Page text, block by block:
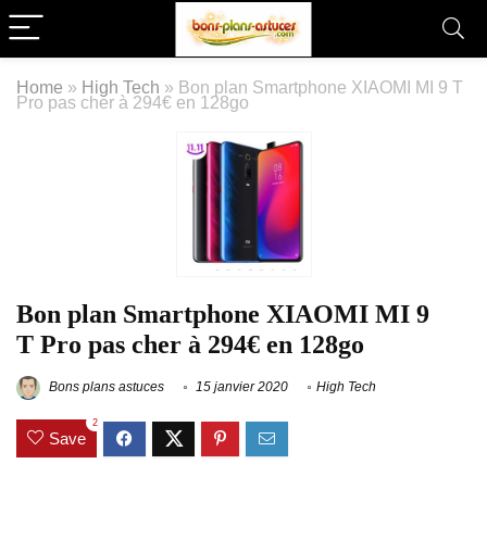
Home » High Tech » Bon plan Smartphone XIAOMI MI 9 T
Pro pas cher à 294€ en 128go
Bon plan Smartphone XIAOMI MI 9
T Pro pas cher à 294€ en 128go
Bons plans astuces 15 janvier 2020 High Tech
Save
2